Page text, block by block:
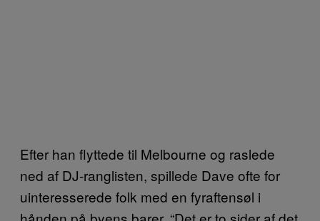
Efter han flyttede til Melbourne og raslede
ned af DJ-ranglisten, spillede Dave ofte for
uinteresserede folk med en fyraftensøl i